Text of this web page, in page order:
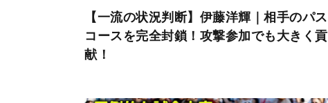
【一流の状況判断】伊藤洋輝｜相手のパス
コースを完全封鎖！攻撃参加でも大きく貢
献！